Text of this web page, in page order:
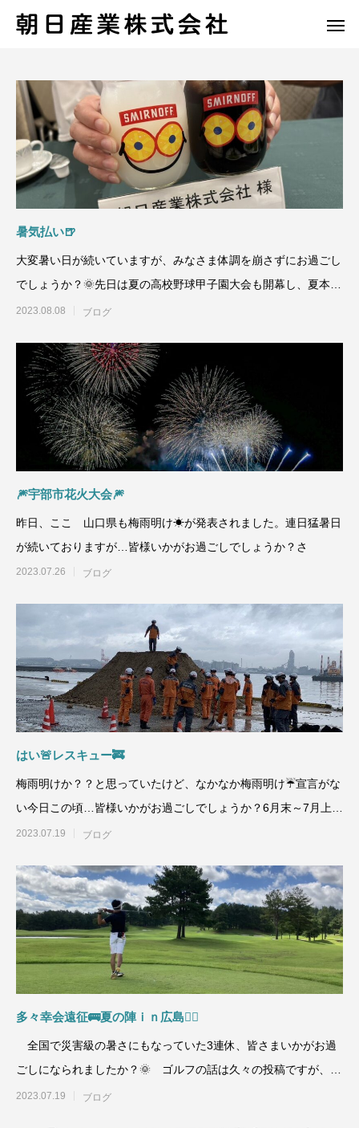
暑気払い🍺
大変暑い日が続いていますが、みなさま体調を崩さずにお過ごし
でしょうか？🌞先日は夏の高校野球甲子園大会も開幕し、夏本番
といったところですが
2023.08.08 ブログ
🎆宇部市花火大会🎆
昨日、ここ 山口県も梅雨明け☀が発表されました。連日猛暑日
が続いておりますが…皆様いかがお過ごしでしょうか？さ
2023.07.26 ブログ
はい🚨レスキュー🚒
梅雨明けか？？と思っていたけど、なかなか梅雨明け☔宣言がな
い今日この頃…皆様いかがお過ごしでしょうか？6月末～7月上旬
にかけここ山口県で
2023.07.19 ブログ
多々幸会遠征🚌夏の陣ｉｎ広島🏌🏽
全国で災害級の暑さにもなっていた3連休、皆さまいかがお過
ごしになられましたか？🌞 ゴルフの話は久々の投稿ですが、社
員のゴルフ好きで結成
2023.07.19 ブログ